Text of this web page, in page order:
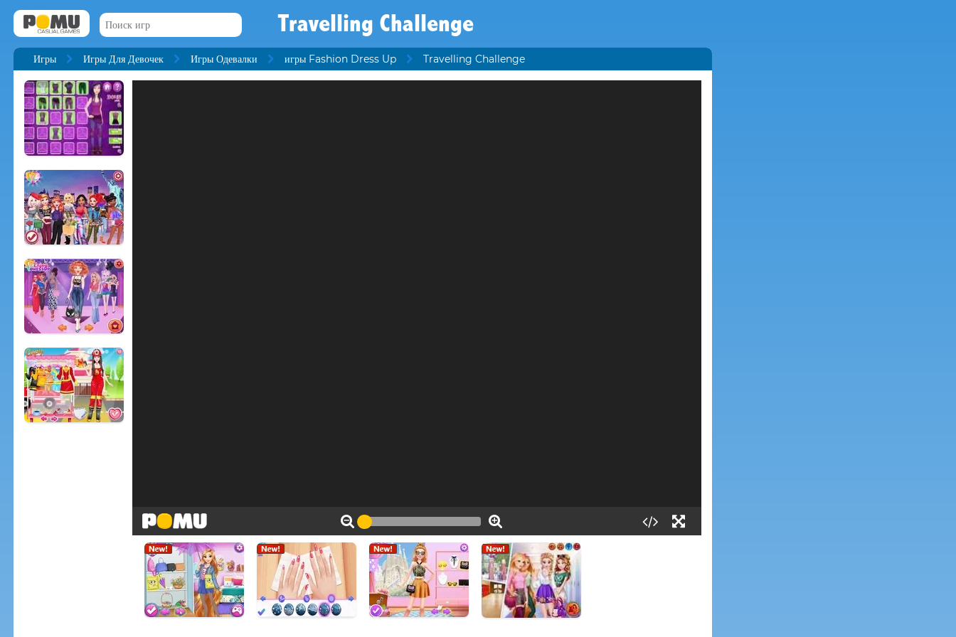
Travelling Challenge
Игры Игры Для Девочек Игры Одевалки игры Fashion Dress Up Travelling Challenge